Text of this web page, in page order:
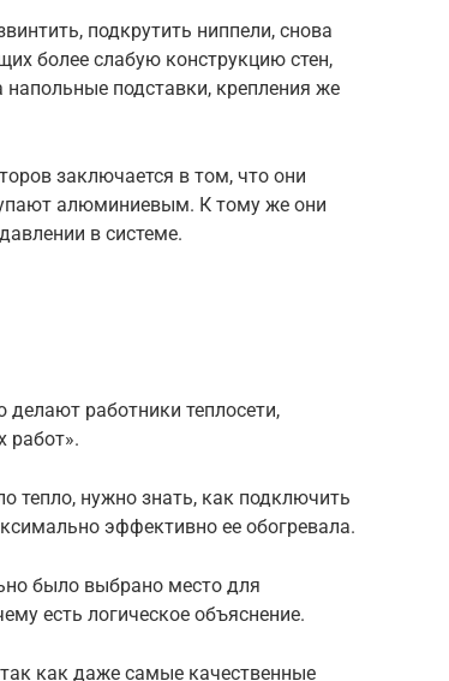
подкрутить ниппели, снова
более слабую конструкцию стен,
подставки, крепления же
заключается в том, что они
алюминиевым. К тому же они
в системе.
делают работники теплосети,
работ».
тепло, нужно знать, как подключить
эффективно ее обогревала.
было выбрано место для
есть логическое объяснение.
как даже самые качественные